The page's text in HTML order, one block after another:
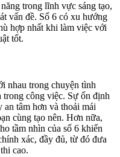
trong lĩnh vực sáng tạo,
vấn đề. Số 6 có xu hướng
hợp nhất khi làm việc với
tốt.
nhau trong chuyện tình
công việc. Sự ổn định
an tâm hơn và thoải mái
cùng tạo nên. Hơn nữa,
tầm nhìn của số 6 khiến
xác, đầy đủ, từ đó đưa
cao.